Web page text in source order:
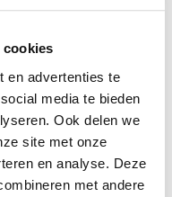
cookies
en advertenties te
media te bieden
Ook delen we
site met onze
en analyse. Deze
met andere